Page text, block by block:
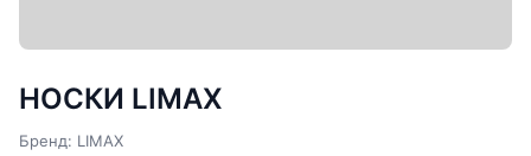
НОСКИ LIMAX
Бренд: LIMAX